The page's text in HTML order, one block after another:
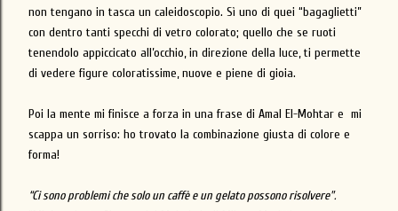
non tengano in tasca un caleidoscopio. Sì uno di quei “bagaglietti”
con dentro tanti specchi di vetro colorato; quello che se ruoti
tenendolo appiccicato all’occhio, in direzione della luce, ti permette
di vedere figure coloratissime, nuove e piene di gioia.
Poi la mente mi finisce a forza in una frase di Amal El-Mohtar e mi
scappa un sorriso: ho trovato la combinazione giusta di colore e
forma!
“Ci sono problemi che solo un caffè e un gelato possono risolvere".